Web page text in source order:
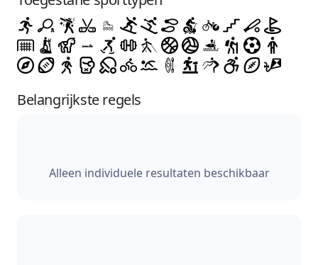
Belangrijkste regels
Alleen individuele resultaten beschikbaar